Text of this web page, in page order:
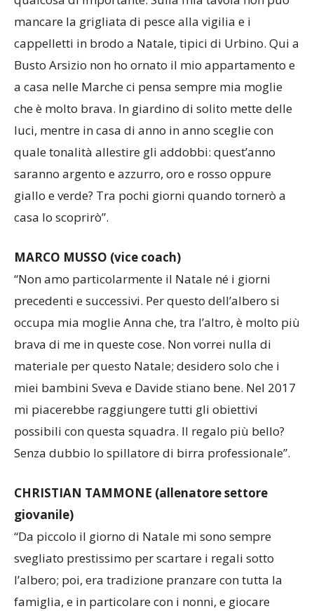
mancare la grigliata di pesce alla vigilia e i
cappelletti in brodo a Natale, tipici di Urbino. Qui a
Busto Arsizio non ho ornato il mio appartamento e
a casa nelle Marche ci pensa sempre mia moglie
che è molto brava. In giardino di solito mette delle
luci, mentre in casa di anno in anno sceglie con
quale tonalità allestire gli addobbi: quest’anno
saranno argento e azzurro, oro e rosso oppure
giallo e verde? Tra pochi giorni quando tornerò a
casa lo scoprirò”.
MARCO MUSSO (vice coach)
“Non amo particolarmente il Natale né i giorni
precedenti e successivi. Per questo dell’albero si
occupa mia moglie Anna che, tra l’altro, è molto più
brava di me in queste cose. Non vorrei nulla di
materiale per questo Natale; desidero solo che i
miei bambini Sveva e Davide stiano bene. Nel 2017
mi piacerebbe raggiungere tutti gli obiettivi
possibili con questa squadra. Il regalo più bello?
Senza dubbio lo spillatore di birra professionale”.
CHRISTIAN TAMMONE (allenatore settore
giovanile)
“Da piccolo il giorno di Natale mi sono sempre
svegliato prestissimo per scartare i regali sotto
l’albero; poi, era tradizione pranzare con tutta la
famiglia, e in particolare con i nonni, e giocare